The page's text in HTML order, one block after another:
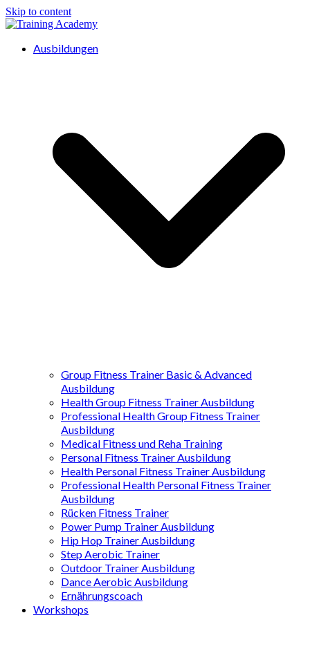
Skip to content
Ausbildungen
Group Fitness Trainer Basic & Advanced
Ausbildung
Health Group Fitness Trainer Ausbildung
Professional Health Group Fitness Trainer
Ausbildung
Medical Fitness und Reha Training
Personal Fitness Trainer Ausbildung
Health Personal Fitness Trainer Ausbildung
Professional Health Personal Fitness Trainer
Ausbildung
Rücken Fitness Trainer
Power Pump Trainer Ausbildung
Hip Hop Trainer Ausbildung
Step Aerobic Trainer
Outdoor Trainer Ausbildung
Dance Aerobic Ausbildung
Ernährungscoach
Workshops